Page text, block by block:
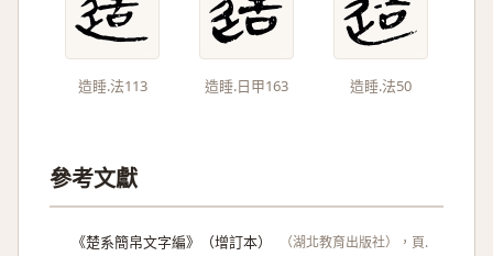
造睡.法113 造睡.日甲163 造睡.法50
參考文獻
《楚系簡帛文字編》（增訂本）
（湖北教育出版社），頁.